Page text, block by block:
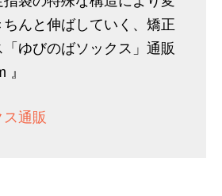
んと伸ばしていく、矯正
ゆびのばソックス」通販
』
通販